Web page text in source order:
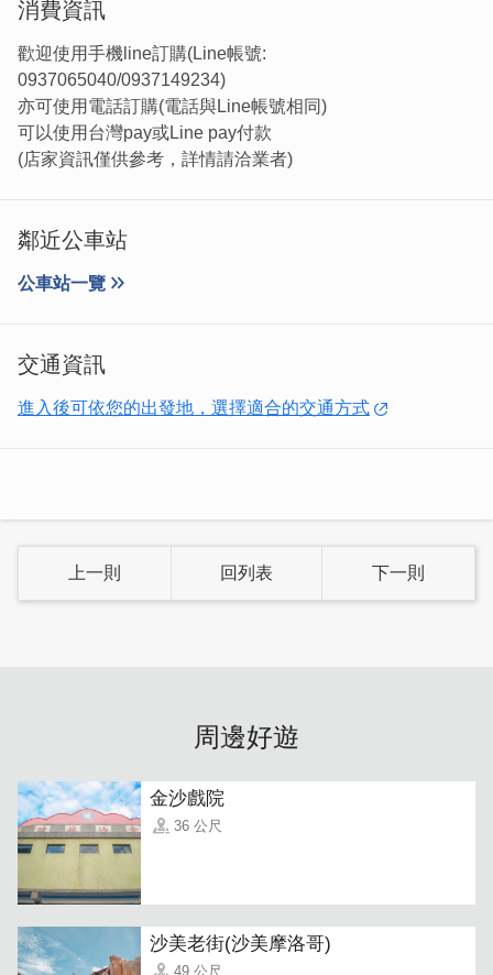
除了不斷研發新的特色商品，我家蛋糕的店面與包裝也隨之
地方特色。這些改變讓店面變得更加溫馨，為顧客營造出一
克力和金門高粱酒，再加上奶油製作而成，蛋糕表層點綴著
道地的高粱粒，口感扎實綿密，濃郁的巧克力香氣層次分
明，令人難以忘懷。而「高粱酸白菜鹹蛋糕」則是本店獨創
配燻香的培根，創造出甜鹹交織、綿密爽口的獨特口感，讓
人一口接一口！
消費資訊
歡迎使用手機line訂購(Line帳號:
0937065040/0937149234)
亦可使用電話訂購(電話與Line帳號相同)
可以使用台灣pay或Line pay付款
(店家資訊僅供參考，詳情請洽業者)
鄰近公車站
公車站一覽
交通資訊
進入後可依您的出發地，選擇適合的交通方式
上一則 回列表 下一則
周邊好遊
金沙戲院
36 公尺
沙美老街(沙美摩洛哥)
49 公尺